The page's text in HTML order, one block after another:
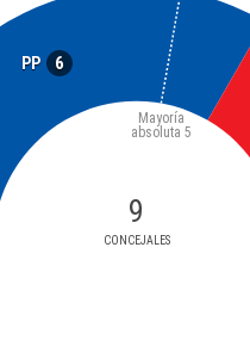
PP 6
9
CONCEJALES
Mayoría
absoluta 5